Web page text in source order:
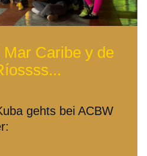
Caribe y de
gehts bei ACBW